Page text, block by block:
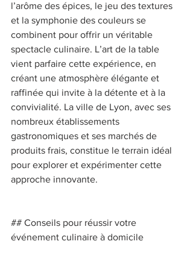
l’arôme des épices, le jeu des textures
et la symphonie des couleurs se
combinent pour offrir un véritable
spectacle culinaire. L’art de la table
vient parfaire cette expérience, en
créant une atmosphère élégante et
raffinée qui invite à la détente et à la
convivialité. La ville de Lyon, avec ses
nombreux établissements
gastronomiques et ses marchés de
produits frais, constitue le terrain idéal
pour explorer et expérimenter cette
approche innovante.
## Conseils pour réussir votre
événement culinaire à domicile